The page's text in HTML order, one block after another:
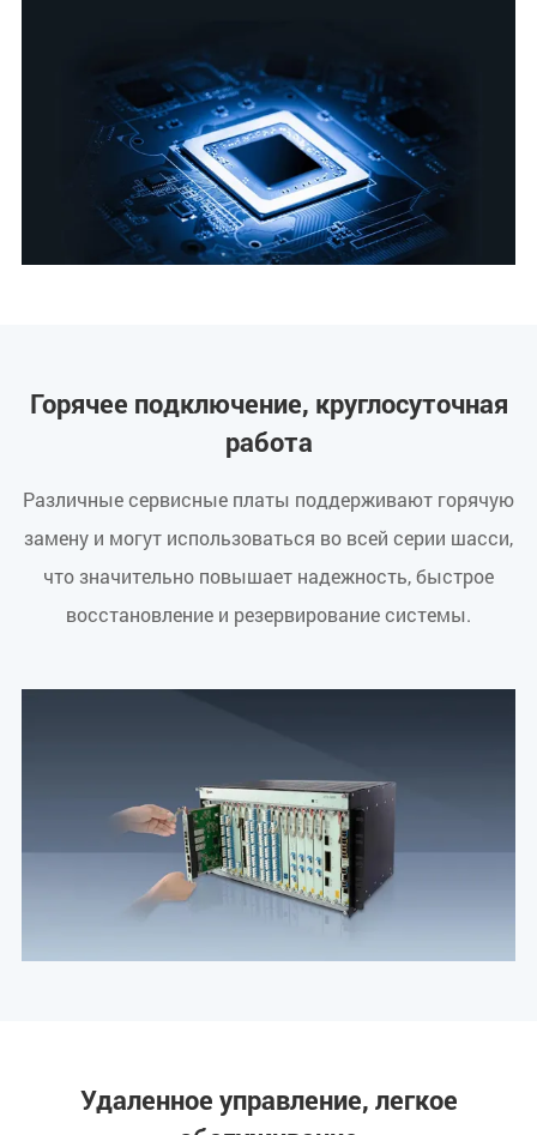
Горячее подключение, круглосуточная
работа
Различные сервисные платы поддерживают горячую
замену и могут использоваться во всей серии шасси,
что значительно повышает надежность, быстрое
восстановление и резервирование системы.
Удаленное управление, легкое